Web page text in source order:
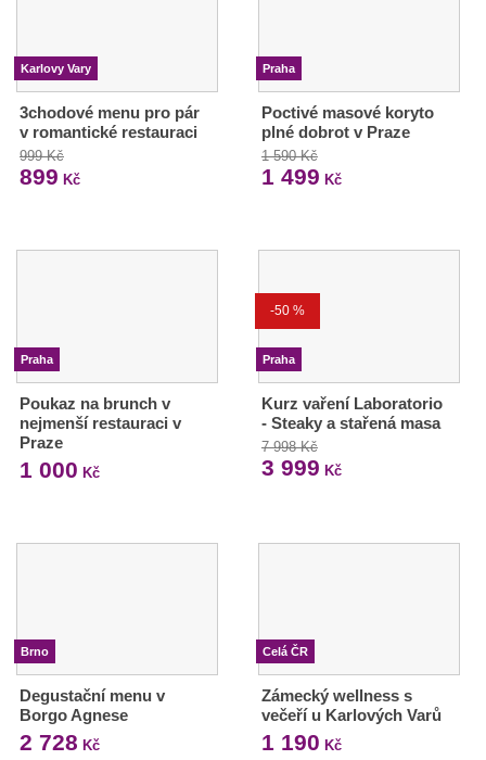
Karlovy Vary
3chodové menu pro pár
v romantické restauraci
999 Kč
899 Kč
Praha
Poctivé masové koryto
plné dobrot v Praze
1 590 Kč
1 499 Kč
Praha
Poukaz na brunch v
nejmenší restauraci v
Praze
1 000 Kč
-50 %
Praha
Kurz vaření Laboratorio
- Steaky a stařená masa
7 998 Kč
3 999 Kč
Brno
Degustační menu v
Borgo Agnese
2 728 Kč
Celá ČR
Zámecký wellness s
večeří u Karlových Varů
1 190 Kč